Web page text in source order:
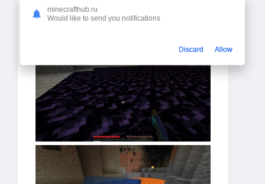
minecrafthub.ru
Would like to send you notifications
Discard Allow